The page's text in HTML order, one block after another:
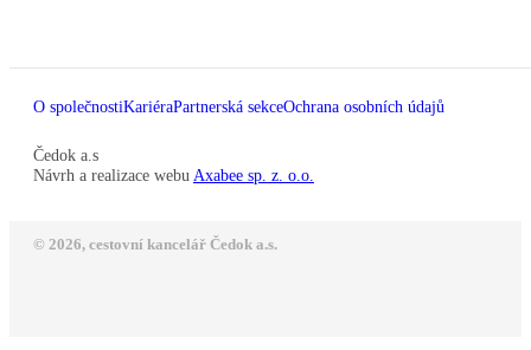
O společnostiKariéraPartnerská sekceOchrana osobních údajů
Čedok a.s
Návrh a realizace webu Axabee sp. z. o.o.
© 2026, cestovní kancelář Čedok a.s.